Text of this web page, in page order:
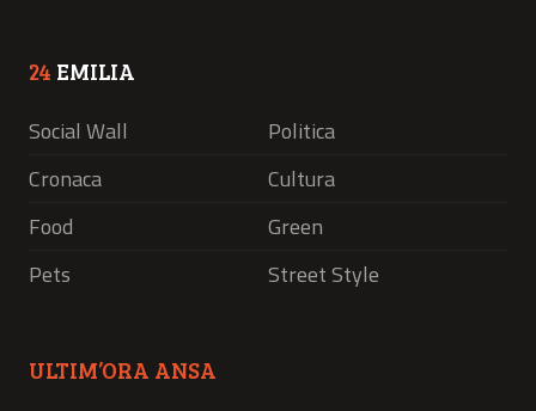
24 EMILIA
Social Wall
Politica
Cronaca
Cultura
Food
Green
Pets
Street Style
ULTIM’ORA ANSA